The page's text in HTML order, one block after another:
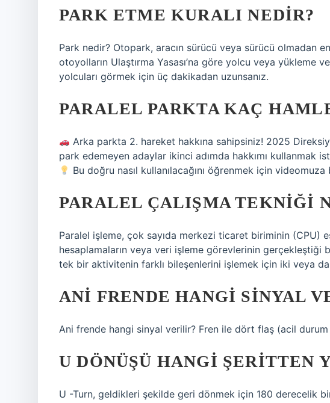
PARK ETME KURALI NEDIR?
Park nedir? Otopark, aracın sürücü veya sürücü olmadan
otoyolların Ulaştırma Yasası’na göre yolcu veya yükleme
yolcuları görmek için üç dakikadan uzunsanız.
PARALEL PARKTA KAÇ
Arka parkta 2. hareket hakkına sahipsiniz! 2025
park edemeyen adaylar ikinci adımda hakkımı kullanmak
Bu doğru nasıl kullanılacağını öğrenmek için videomuza
PARALEL ÇALIŞMA TEKNIĞI
Paralel işleme, çok sayıda merkezi ticaret biriminin (CPU)
hesaplamaların veya veri işleme görevlerinin gerçekleştiği
tek bir aktivitenin farklı bileşenlerini işlemek için iki veya
ANI FRENDE HANGI SINYAL
Ani frende hangi sinyal verilir? Fren ile dört flaş (acil durum
U DÖNÜŞÜ HANGI ŞERITTEN
U -Turn, geldikleri şekilde geri dönmek için 180 derecelik